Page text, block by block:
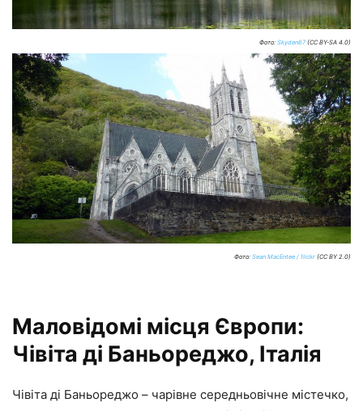
Фото: Skyden67(CC BY-SA 4.0)
Фото: Sean MacEntee / flickr (CC BY 2.0)
Маловідомі місця Європи:
Чівіта ді Баньореджо, Італія
Чівіта ді Баньореджо – чарівне середньовічне містечко,